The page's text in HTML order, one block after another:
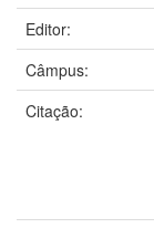
Editor:
Câmpus:
Citação: